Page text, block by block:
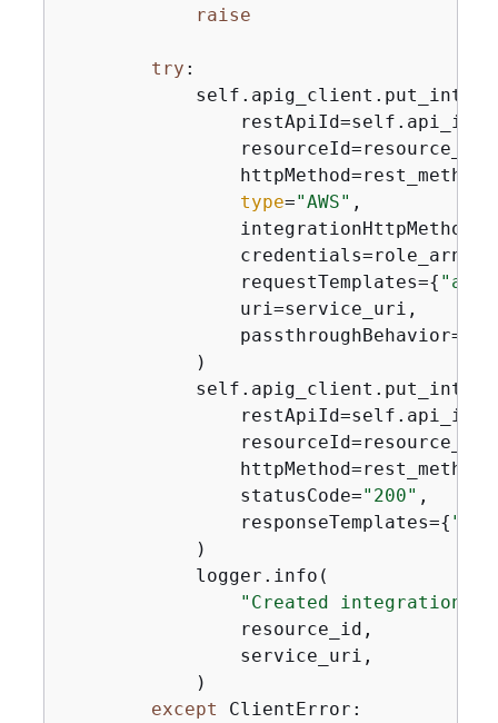
raise
try :
                restApiId=self.api_id,
                resourceId=resource_id,
                httpMethod=rest_method,
type="AWS" ,
                credentials=role_arn,
                requestTemplates=
{
                uri=service_uri,
                passthroughBehavior=
            )
                restApiId=self.api_id,
                resourceId=resource_id,
                httpMethod=rest_method,
                statusCode=
"200" ,
                responseTemplates=
{
            )
            logger.info(
"Created integration
                resource_id,
                service_uri,
            )
except ClientError: